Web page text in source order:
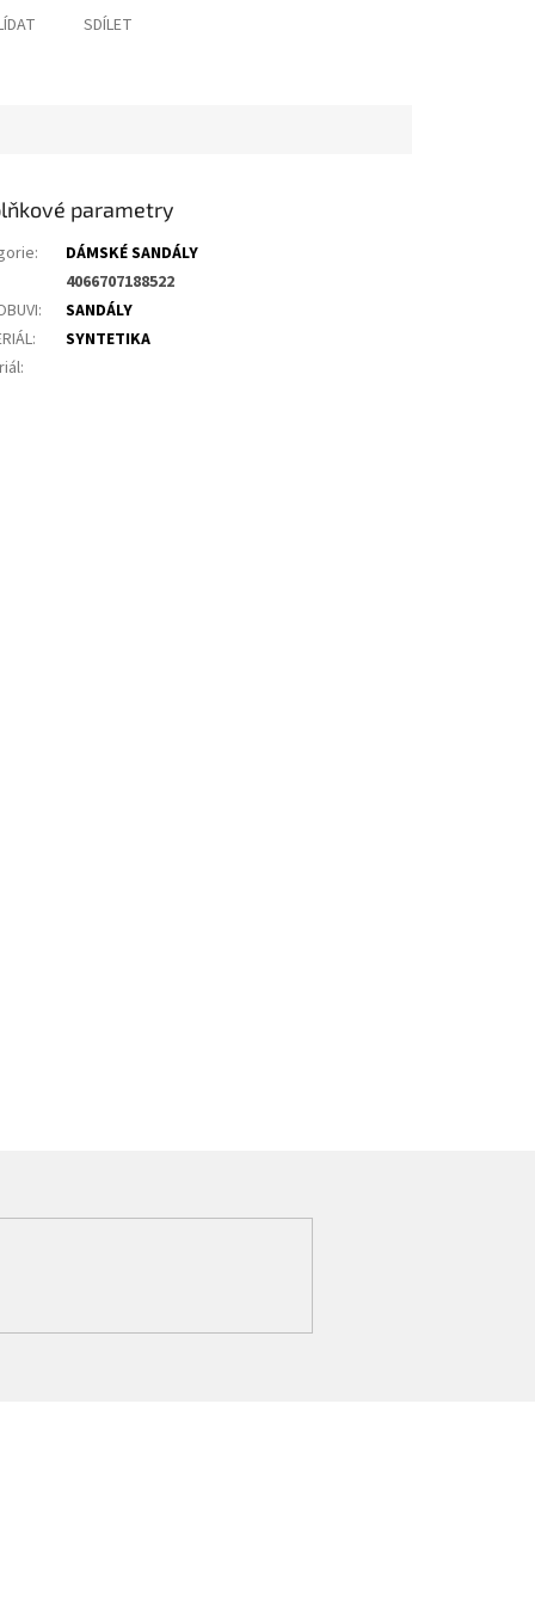
SDÍLET
parametry
:
DÁMSKÉ SANDÁLY
4066707188522
:
SANDÁLY
:
SYNTETIKA
: